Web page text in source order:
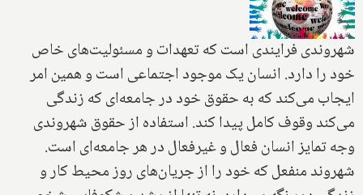
شهروندی فرایندی است که تعهدات و مسئولیت‌های خاص
خود را دارد. انسان یک موجود اجتماعی است و همین امر
ایجاب می‌کند که به حقوق خود در جامعه‌ای که زندگی
می‌کند وقوف کامل پیدا کند‌. استفاده از حقوق شهروندی
وجه تمایز انسان فعال و غیرفعال در هر جامعه‌ای است.
شهروند منفعل که خود را از جریان‌های روز محیط کار و